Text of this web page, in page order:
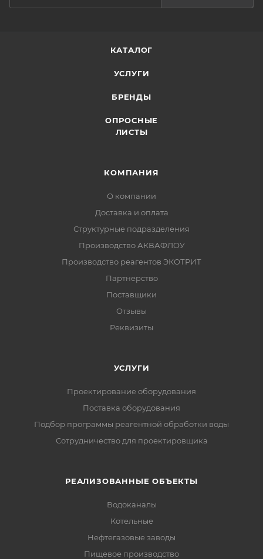
КАТАЛОГ
УСЛУГИ
БРЕНДЫ
ОПРОСНЫЕ
ЛИСТЫ
КОМПАНИЯ
О компании
Доставка и оплата
Структурные подразделения
Производство АКВАФЛОУ
Производство реагентов ЭКОТРИТ
Партнерство
Поставщики
Отзывы
Реквизиты
УСЛУГИ
Проектирование оборудования
Поставка оборудования
Подбор программы реагентной обработки воды
Сотрудничество для проектировщика
РЕАЛИЗОВАННЫЕ ОБЪЕКТЫ
Водоканалы
Котельные
Нефтегазовые заводы
Пищевое производство